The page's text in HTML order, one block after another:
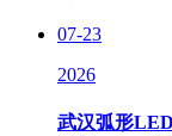
07-23
2026
武汉弧形